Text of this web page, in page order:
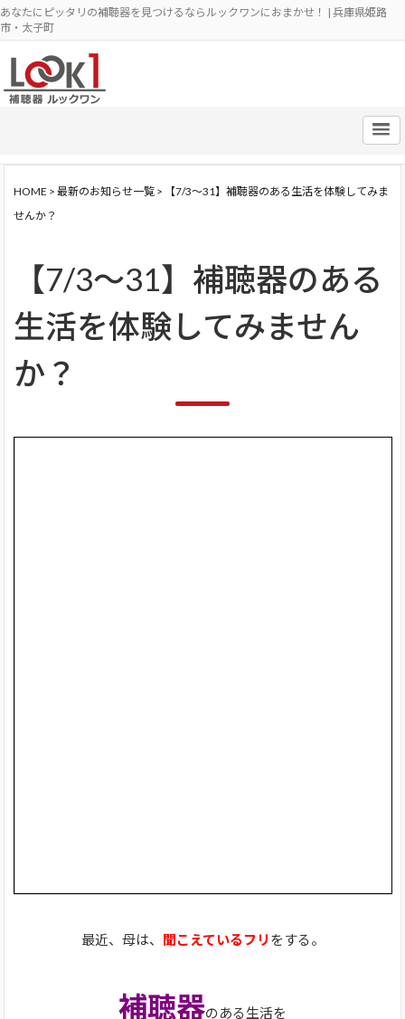
あなたにピッタリの補聴器を見つけるならルックワンにおまかせ！ | 兵庫県姫路
市・太子町
HOME >最新のお知らせ一覧 >
【7/3～31】補聴器のある生活を体験してみま
せんか？
【7/3～31】補聴器のある
生活を体験してみません
か？
最近、母は、 聞こえているフリ をする。
補聴器のある生活を